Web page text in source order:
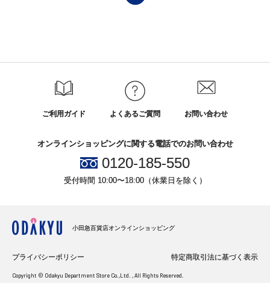
ご利用ガイド よくあるご質問 お問い合わせ
オンラインショッピングに関する電話でのお問い合わせ
0120-185-550
受付時間 10:00〜18:00（休業日を除く）
小田急百貨店オンラインショッピング
プライバシーポリシー 特定商取引法に基づく表示
Copyright © Odakyu Department Store Co.,Ltd. , All Rights Reserved.